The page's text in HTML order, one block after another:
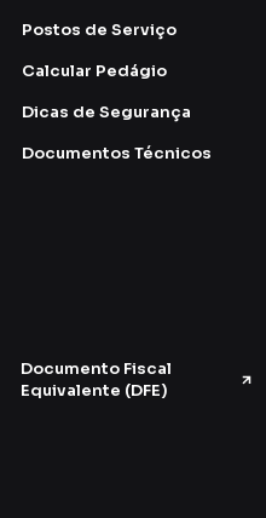
Postos de Serviço
Calcular Pedágio
Dicas de Segurança
Documentos Técnicos
Documento Fiscal
Equivalente (DFE)